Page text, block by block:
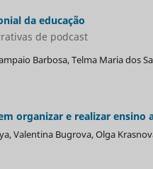
da educação
de podcast
Barbosa, Telma Maria dos
organizar e realizar ensino
Valentina Bugrova, Olga